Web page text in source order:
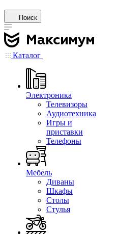
Поиск
Каталог
Электроника
Телевизоры
Аудиотехника
Игры и
приставки
Телефоны
Мебель
Диваны
Шкафы
Столы
Стулья